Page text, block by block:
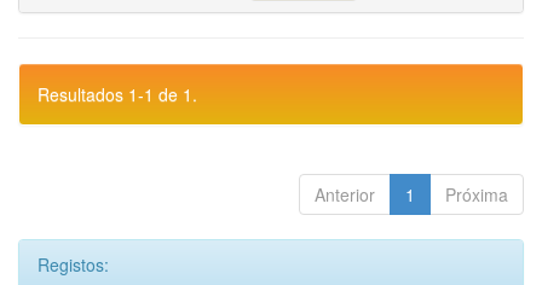
Resultados 1-1 de 1.
Anterior 1 Próxima
Registos: